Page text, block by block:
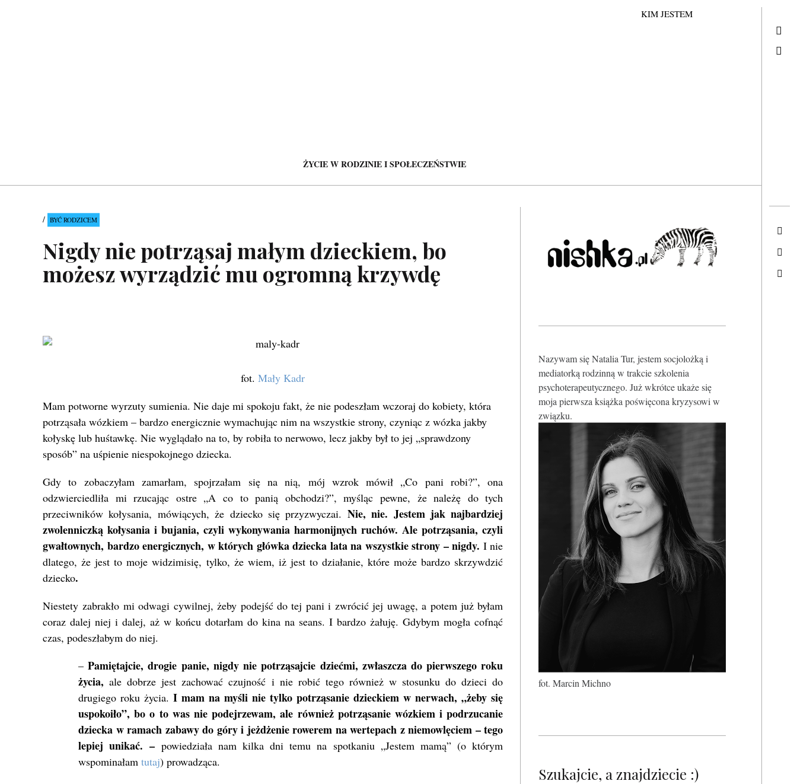
KIM JESTEM
ŻYCIE W RODZINIE I SPOŁECZEŃSTWIE
BYĆ RODZICEM
Nigdy nie potrząsaj małym dzieckiem, bo
możesz wyrządzić mu ogromną krzywdę
fot.Mały Kadr
Mam potworne wyrzuty sumienia. Nie daje mi spokoju fakt, że nie podeszłam wczoraj do kobiety, która
potrząsała wózkiem – bardzo energicznie wymachując nim na wszystkie strony, czyniąc z wózka jakby
kołyskę lub huśtawkę. Nie wyglądało na to, by robiła to nerwowo, lecz jakby był to jej „sprawdzony
sposób” na uśpienie niespokojnego dziecka.
Gdy to zobaczyłam zamarłam, spojrzałam się na nią, mój wzrok mówił „Co pani robi?”, ona
odzwierciedliła mi rzucając ostre „A co to panią obchodzi?”, myśląc pewne, że należę do tych
przeciwników kołysania, mówiących, że dziecko się przyzwyczai. Nie, nie. Jestem jak najbardziej
zwolenniczką kołysania i bujania, czyli wykonywania harmonijnych ruchów. Ale potrząsania, czyli
gwałtownych, bardzo energicznych, w których główka dziecka lata na wszystkie strony – nigdy. I nie
dlatego, że jest to moje widzimisię, tylko, że wiem, iż jest to działanie, które może bardzo skrzywdzić
dziecko.
Niestety zabrakło mi odwagi cywilnej, żeby podejść do tej pani i zwrócić jej uwagę, a potem już byłam
coraz dalej niej i dalej, aż w końcu dotarłam do kina na seans. I bardzo żałuję. Gdybym mogła cofnąć
czas, podeszłabym do niej.
– Pamiętajcie, drogie panie, nigdy nie potrząsajcie dziećmi, zwłaszcza do pierwszego roku
życia, ale dobrze jest zachować czujność i nie robić tego również w stosunku do dzieci do
drugiego roku życia.I mam na myśli nie tylko potrząsanie dzieckiem w nerwach, „żeby się
uspokoiło”, bo o to was nie podejrzewam, ale również potrząsanie wózkiem i podrzucanie
dziecka w ramach zabawy do góry i jeżdżenie rowerem na wertepach z niemowlęciem – tego
lepiej unikać. – powiedziała nam kilka dni temu na spotkaniu „Jestem mamą” (o którym
wspominałam tutaj) prowadząca.
Nazywam się Natalia Tur, jestem socjolożką i
mediatorką rodzinną w trakcie szkolenia
psychoterapeutycznego. Już wkrótce ukaże się
moja pierwsza książka poświęcona kryzysowi w
związku.
fot. Marcin Michno
Szukajcie, a znajdziecie :)